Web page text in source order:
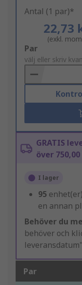
Antal (1 par)*
22,73
(exkl.
Add
to
Basket
Par
välj eller skriv
GRATIS
över
I lager
95
en annan
Behöver du
behöver och
leveransdatum"
Par